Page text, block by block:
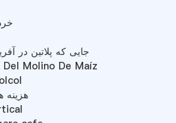
جایی که پلاتین در
Del Molino De Maíz
هزینه